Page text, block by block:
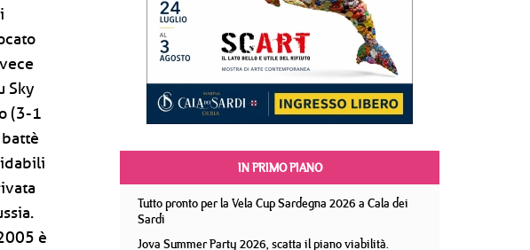
Sky
(3-1
è
IN PRIMO PIANO
Tutto pronto per la Vela Cup Sardegna 2026 a Cala dei
Sardi
Jova Summer Party 2026, scatta il piano viabilità.